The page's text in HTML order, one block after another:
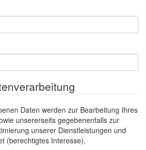
Daten werden zur Bearbeitung Ihres
unsererseits gegebenenfalls zur
unserer Dienstleistungen und
(berechtigtes Interesse).